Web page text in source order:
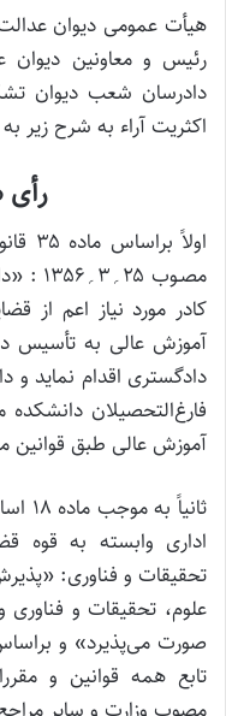
رئیس و معاونین
دادرسان شعب دیوان
اکثریت آراء به شرح زیر
کادر مورد نیاز اعم از
آموزش عالی به تأسیس
دادگستری اقدام نماید و
فارغ‌التحصیلان
آموزش عالی طبق قوانین
تحقیقات و فناوری:
علوم، تحقیقات و
تابع همه قوانین و